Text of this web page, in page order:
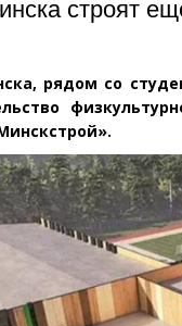
строят
рядом со